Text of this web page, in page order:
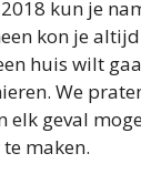
kun je
kon je
huis wilt
We
elk geval
maken.